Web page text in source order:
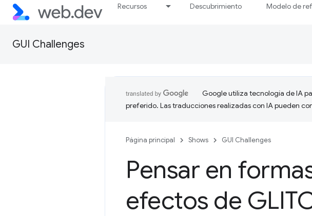
Recursos Descubrimiento Modelo de
GUI Challenges
Google utiliza tecnología de IA
preferido. Las traducciones realizadas con IA pueden
Página principal Shows GUI Challenges
Pensar en
efectos de